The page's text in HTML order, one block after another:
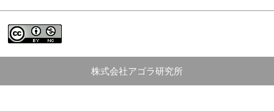
株式会社アゴラ研究所